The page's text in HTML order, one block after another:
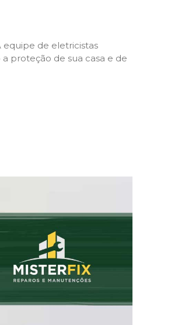
equipe de eletricistas
proteção de sua casa e de